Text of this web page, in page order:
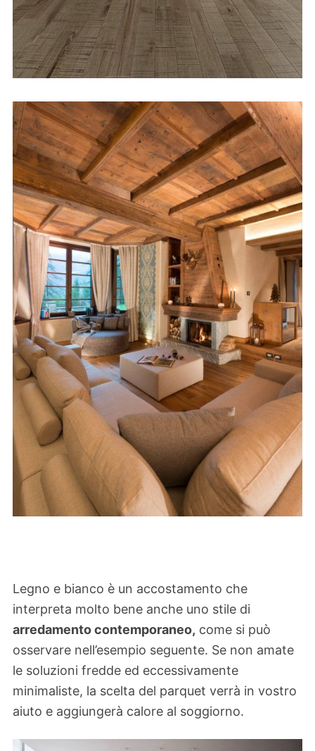
Legno e bianco è un accostamento che
interpreta molto bene anche uno stile di
arredamento contemporaneo, come si può
osservare nell’esempio seguente. Se non amate
le soluzioni fredde ed eccessivamente
minimaliste, la scelta del parquet verrà in vostro
aiuto e aggiungerà calore al soggiorno.